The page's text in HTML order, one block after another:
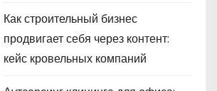
Как строительный бизнес
продвигает себя через контент:
кейс кровельных компаний